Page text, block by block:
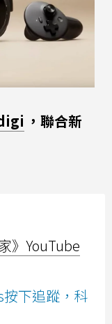
，聯合新
》YouTube
下追蹤，科